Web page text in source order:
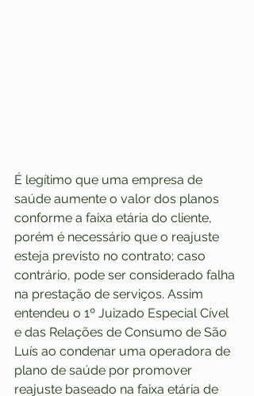
É legítimo que uma empresa de
saúde aumente o valor dos planos
conforme a faixa etária do cliente,
porém é necessário que o reajuste
esteja previsto no contrato; caso
contrário, pode ser considerado falha
na prestação de serviços. Assim
entendeu o 1º Juizado Especial Cível
e das Relações de Consumo de São
Luís ao condenar uma operadora de
plano de saúde por promover
reajuste baseado na faixa etária de